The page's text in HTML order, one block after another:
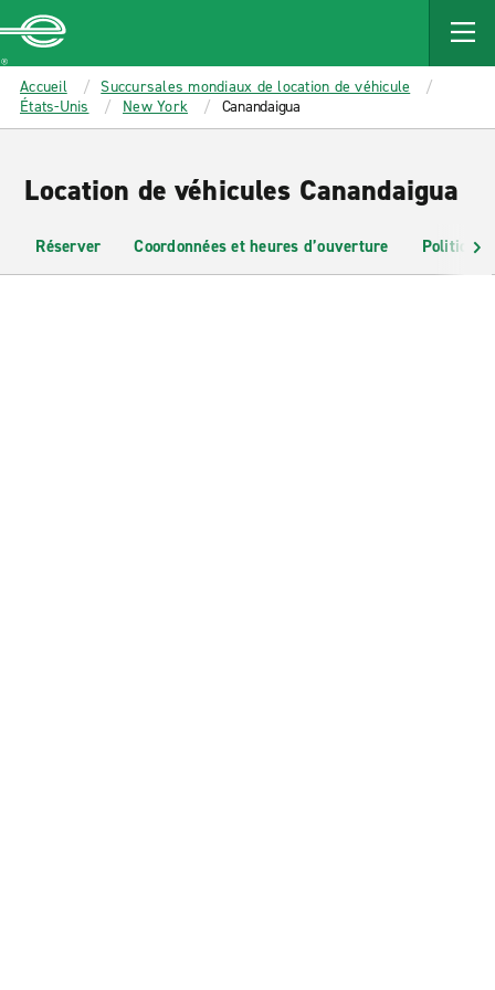
MAIN
CONTENT
Enterprise
Accueil
Succursales mondiaux de location de véhicule
États-Unis
New York Canandaigua
Location de véhicules Canandaigua
Réserver Coordonnées et heures d’ouverture Politiques